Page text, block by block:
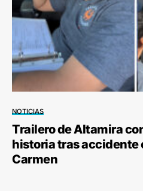
NOTICIAS
Trailero de Altamira
historia tras accidente
Carmen